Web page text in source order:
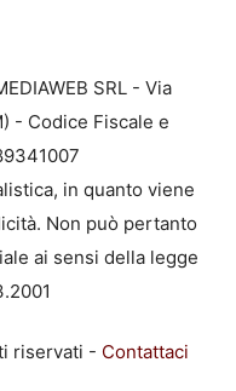
SRL - Via
- Codice Fiscale e
in quanto viene
Non può pertanto
ai sensi della legge
riservati - Contattaci